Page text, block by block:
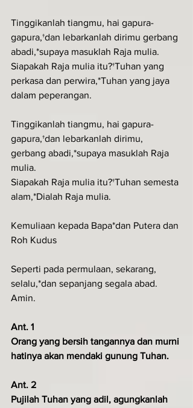
Tinggikanlah tiangmu, hai gapura-
gapura,†dan lebarkanlah dirimu gerbang
abadi,*supaya masuklah Raja mulia.
Siapakah Raja mulia itu?†Tuhan yang
perkasa dan perwira,*Tuhan yang jaya
dalam peperangan.
Tinggikanlah tiangmu, hai gapura-
gapura,†dan lebarkanlah dirimu,
gerbang abadi,*supaya masuklah Raja
mulia.
Siapakah Raja mulia itu?†Tuhan semesta
alam,*Dialah Raja mulia.
Kemuliaan kepada Bapa*dan Putera dan
Roh Kudus
Seperti pada permulaan, sekarang,
selalu,*dan sepanjang segala abad.
Amin.
Ant. 1
Orang yang bersih tangannya dan murni
hatinya akan mendaki gunung Tuhan.
Ant. 2
Pujilah Tuhan yang adil, agungkanlah